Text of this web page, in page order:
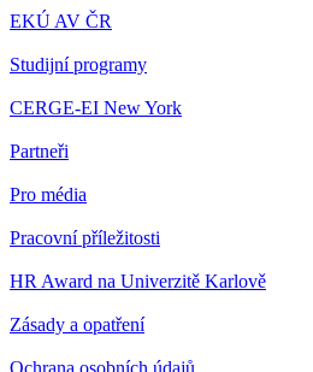
EKÚ AV ČR
Studijní programy
CERGE-EI New York
Partneři
Pro média
Pracovní příležitosti
HR Award na Univerzitě Karlově
Zásady a opatření
Ochrana osobních údajů